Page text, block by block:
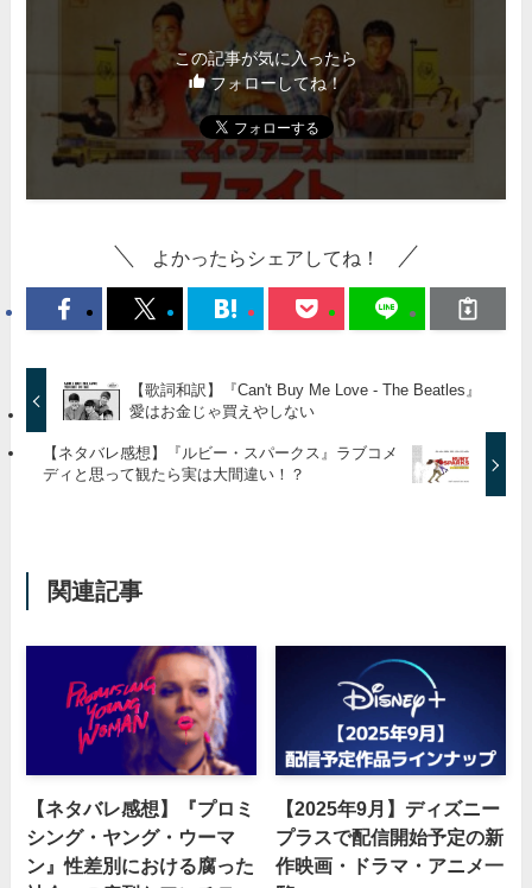
この記事が気に入ったら
フォローしてね！
よかったらシェアしてね！
【歌詞和訳】『Can't Buy Me Love - The Beatles』
愛はお金じゃ買えやしない
【ネタバレ感想】『ルビー・スパークス』ラブコメ
ディと思って観たら実は大間違い！？
関連記事
【ネタバレ感想】『プロミ
シング・ヤング・ウーマ
ン』性差別における腐った
【2025年9月】ディズニー
プラスで配信開始予定の新
作映画・ドラマ・アニメ一